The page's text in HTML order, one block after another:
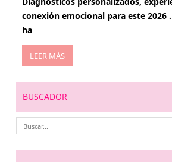
conexión emocional para este 2026
ha
LEER MÁS
BUSCADOR